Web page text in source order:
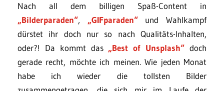
Nach all dem billigen Spaß-Content in
„Bilderparaden“, „GIFparaden“und Wahlkampf
dürstet ihr doch nur so nach Qualitäts-Inhalten,
oder?! Da kommt das „Best of Unsplash“ doch
gerade recht, möchte ich meinen. Wie jeden Monat
habe ich wieder die tollsten Bilder